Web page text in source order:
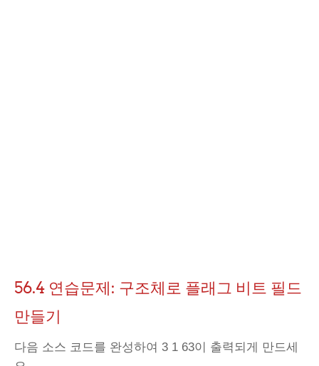
56.4 연습문제: 구조체로 플래그 비트 필드
만들기
다음 소스 코드를 완성하여 3 1 63이 출력되게 만드세